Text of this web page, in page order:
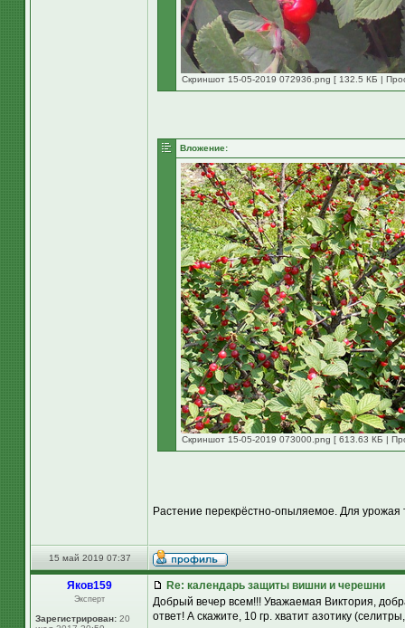
Скриншот 15-05-2019 072936.png [ 132.5 КБ |
Вложение:
Скриншот 15-05-2019 073000.png [ 613.63 КБ |
Растение перекрёстно-опыляемое. Для урожая
15 май 2019 07:37
Яков159
Эксперт
Зарегистрирован: 20
Re: календарь защиты вишни и черешни
Добрый вечер всем!!! Уважаемая Виктория,
ответ! А скажите, 10 гр. хватит азотику